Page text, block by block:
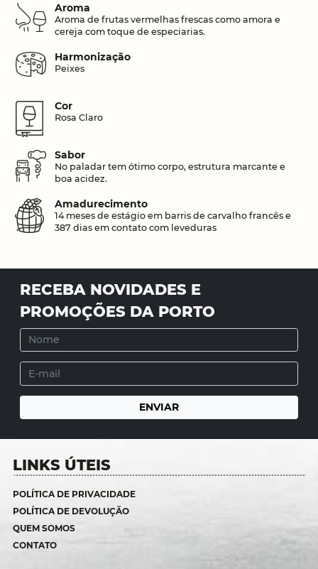
Aroma
Aroma de frutas vermelhas frescas como amora e
cereja com toque de especiarias.
Harmonização
Peixes
Cor
Rosa Claro
Sabor
No paladar tem ótimo corpo, estrutura marcante e
boa acidez.
Amadurecimento
14 meses de estágio em barris de carvalho francês e
387 dias em contato com leveduras
RECEBA NOVIDADES E
PROMOÇÕES DA PORTO
LINKS ÚTEIS
POLÍTICA DE PRIVACIDADE
POLÍTICA DE DEVOLUÇÃO
QUEM SOMOS
CONTATO